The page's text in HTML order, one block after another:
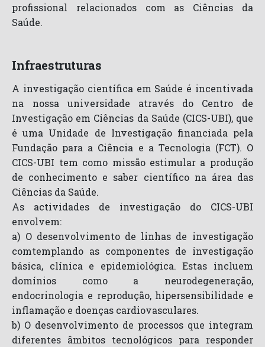
profissional relacionados com as Ciências da
Saúde.
Infraestruturas
A investigação científica em Saúde é incentivada
na nossa universidade através do Centro de
Investigação em Ciências da Saúde (CICS-UBI), que
é uma Unidade de Investigação financiada pela
Fundação para a Ciência e a Tecnologia (FCT). O
CICS-UBI tem como missão estimular a produção
de conhecimento e saber científico na área das
Ciências da Saúde.
As actividades de investigação do CICS-UBI
envolvem:
a) O desenvolvimento de linhas de investigação
comtemplando as componentes de investigação
básica, clínica e epidemiológica. Estas incluem
domínios como a neurodegeneração,
endocrinologia e reprodução, hipersensibilidade e
inflamação e doenças cardiovasculares.
b) O desenvolvimento de processos que integram
diferentes âmbitos tecnológicos para responder